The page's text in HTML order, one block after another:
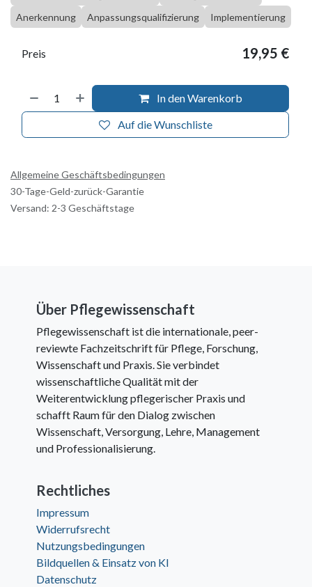
Anerkennung
Anpassungsqualifizierung Implementierung
In den Warenkorb
Auf die Wunschliste
Preis 19,95 €
Allgemeine Geschäftsbedingungen
30-Tage-Geld-zurück-Garantie
Versand: 2-3 Geschäftstage
Über Pflegewissenschaft
Pflegewissenschaft ist die internationale, peer-
reviewte Fachzeitschrift für Pflege, Forschung,
Wissenschaft und Praxis. Sie verbindet
wissenschaftliche Qualität mit der
Weiterentwicklung pflegerischer Praxis und
schafft Raum für den Dialog zwischen
Wissenschaft, Versorgung, Lehre, Management
und Professionalisierung.
Rechtliches
Impressum
Widerrufsrecht
Nutzungsbedingungen
Bildquellen & Einsatz von KI
Datenschutz